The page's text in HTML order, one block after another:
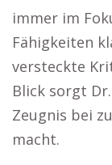
immer im
Fähigkeiten
versteckte
Blick sorgt
Zeugnis bei
macht.